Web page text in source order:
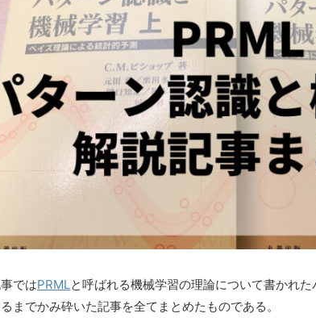
ではPRMLと呼ばれる機械学習の理論について書かれ
までかみ砕いた記事を全てまとめたものである。